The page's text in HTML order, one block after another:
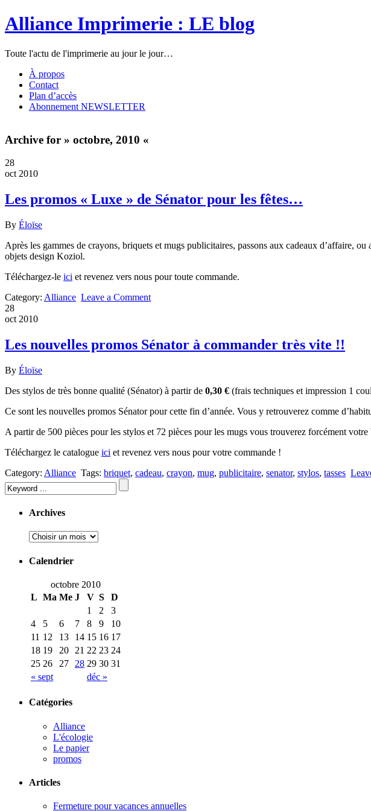
Alliance Imprimerie : LE blog
Toute l'actu de l'imprimerie au jour le jour…
À propos
Contact
Plan d’accès
Abonnement NEWSLETTER
Archive for » octobre, 2010 «
28
oct 2010
Les promos « Luxe » de Sénator pour les fêtes…
By Éloïse
Après les gammes de crayons, briquets et mugs publicitaires, passons aux cadeaux d’affaire,
objets design Koziol.
Téléchargez-le ici et revenez vers nous pour toute commande.
Category: Alliance Leave a Comment
28
oct 2010
Les nouvelles promos Sénator à commander très vite !!
By Éloïse
Des stylos de très bonne qualité (Sénator) à partir de 0,30 € (frais techniques et impression 1
Ce sont les nouvelles promos Sénator pour cette fin d’année. Vous y retrouverez comme
A partir de 500 pièces pour les stylos et 72 pièces pour les mugs vous trouverez forcément votre
Téléchargez le catalogue ici et revenez vers nous pour votre commande !
Category: Alliance Tags: briquet, cadeau, crayon, mug, publicitaire, senator, stylos, tasses
Archives
Calendrier
octobre 2010
L Ma Me J V S D
« sept déc »
1 2
3
4
5 6 7 8 9
10
11 12 13 14 15 16 17
18 19 20 21 22 23 24
25 26 27 28 29 30 31
Catégories
Alliance
L'écologie
Le papier
promos
Articles
Fermeture pour vacances annuelles